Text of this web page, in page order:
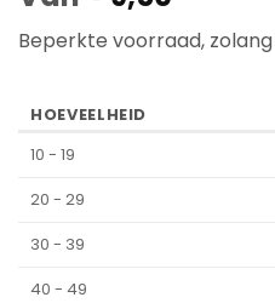
Beperkte voorraad,
HOEVEELHEID
10 - 19
20 - 29
30 - 39
40 - 49